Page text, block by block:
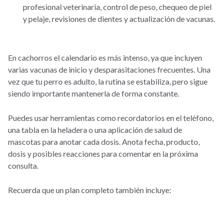
profesional veterinaria, control de peso, chequeo de piel
y pelaje, revisiones de dientes y actualización de vacunas.
En cachorros el calendario es más intenso, ya que incluyen
varias vacunas de inicio y desparasitaciones frecuentes. Una
vez que tu perro es adulto, la rutina se estabiliza, pero sigue
siendo importante mantenerla de forma constante.
Puedes usar herramientas como recordatorios en el teléfono,
una tabla en la heladera o una aplicación de salud de
mascotas para anotar cada dosis. Anota fecha, producto,
dosis y posibles reacciones para comentar en la próxima
consulta.
Recuerda que un plan completo también incluye: